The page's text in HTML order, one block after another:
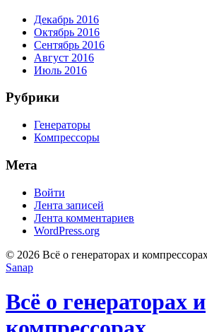
Декабрь 2016
Октябрь 2016
Сентябрь 2016
Август 2016
Июль 2016
Рубрики
Генераторы
Компрессоры
Мета
Войти
Лента записей
Лента комментариев
WordPress.org
© 2026 Всё о генераторах и
Sanap
Всё о генераторах и